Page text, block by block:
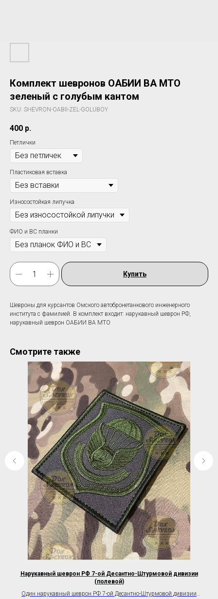
Комплект шевронов ОАБИИ ВА МТО
зеленый с голубым кантом
SKU: SHEVRON-OABII-ZEL-GOLUBOY
400 р.
Петлички
Пластиковая вставка
Износостойкая липучка
ФИО и ВС планки
Купить
Шевроны для курсантов Омского автобронетанкового инженерного
института c фамилией. В комплект входит: нарукавный шеврон РФ,
нарукавный шеврон ОАБИИ ВА МТО
Смотрите также
Нарукавный шеврон РФ 7-ой Десантно-Штурмовой дивизии
(полевой)
Один нарукавный шеврон РФ 7-ой Десантно-Штурмовой дивизии